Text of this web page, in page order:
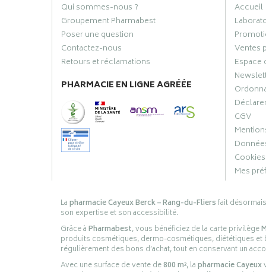
Qui sommes-nous ?
Groupement Pharmabest
Poser une question
Contactez-nous
Retours et réclamations
PHARMACIE EN LIGNE AGRÉÉE
Accueil
Ventes
Espace
CGV
Cookies
Mes
Lapharmacie Cayeux Berck – Rang-du-Fliersfait
son expertise et son accessibilité.
Grâce àPharmabest, vous bénéficiez de la carte privilège
produits cosmétiques, dermo-cosmétiques, diététiques
régulièrement des bons d’achat, tout en conservant un
Avec une surface de vente de800 m², lapharmacie Cayeux